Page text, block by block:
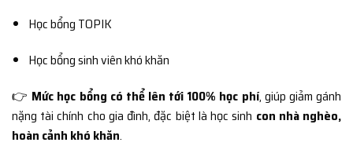
Học bổng TOPIK
Học bổng sinh viên khó khăn
👉 Mức học bổng có thể lên tới 100% học phí, giúp giảm gánh
nặng tài chính cho gia đình, đặc biệt là học sinh con nhà nghèo,
hoàn cảnh khó khăn.